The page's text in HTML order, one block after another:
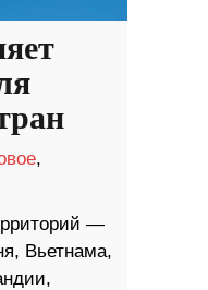
,
—
Вьетнама,